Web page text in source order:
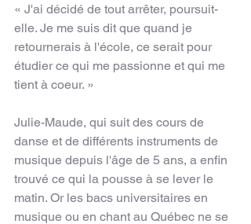
« J'ai décidé de tout arrêter, poursuit-
elle. Je me suis dit que quand je
retournerais à l'école, ce serait pour
étudier ce qui me passionne et qui me
tient à coeur. »
Julie-Maude, qui suit des cours de
danse et de différents instruments de
musique depuis l'âge de 5 ans, a enfin
trouvé ce qui la pousse à se lever le
matin. Or les bacs universitaires en
musique ou en chant au Québec ne se